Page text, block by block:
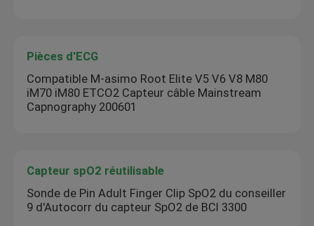
Pièces d'ECG
Compatible M-asimo Root Elite V5 V6 V8 M80
iM70 iM80 ETCO2 Capteur câble Mainstream
Capnography 200601
Capteur spO2 réutilisable
Sonde de Pin Adult Finger Clip SpO2 du conseiller
9 d'Autocorr du capteur SpO2 de BCI 3300